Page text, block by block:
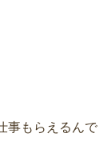
事もらえるんで